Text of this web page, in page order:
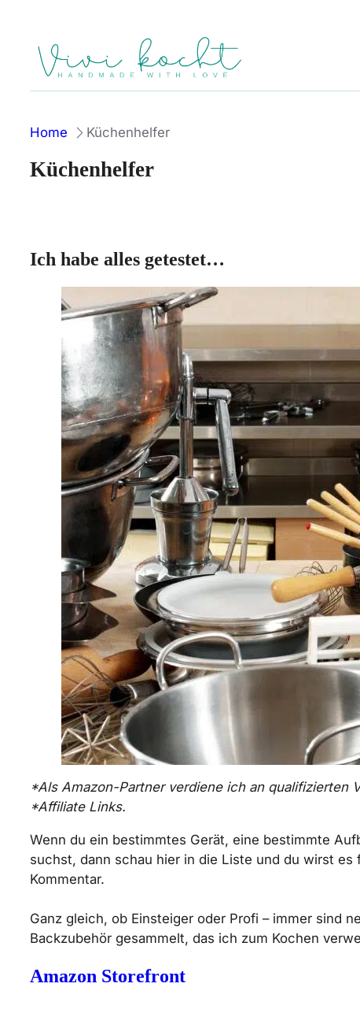
springen
Home Küchenhelfer
Küchenhelfer
Ich habe alles getestet…
*Als Amazon-Partner verdiene ich an qualifizierten
*Affiliate Links.
Wenn du ein bestimmtes Gerät, eine bestimmte
suchst, dann schau hier in die Liste und du wirst
Kommentar.
Ganz gleich, ob Einsteiger oder Profi – immer sind
Backzubehör gesammelt, das ich zum Kochen
Amazon Storefront